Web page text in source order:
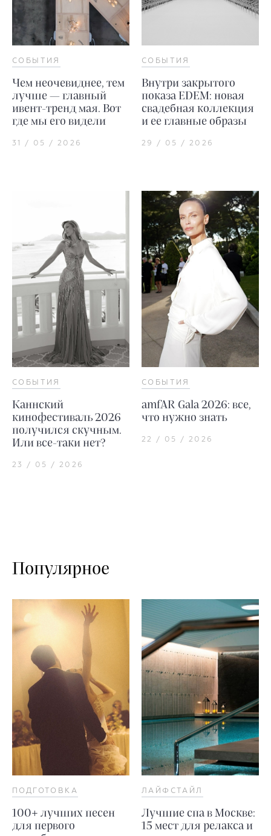
СОБЫТИЯ
Чем неочевиднее, тем
лучше — главный
ивент-тренд мая. Вот
где мы его видели
31 / 05 / 2026
СОБЫТИЯ
Внутри закрытого
показа EDEM: новая
свадебная коллекция
и ее главные образы
29 / 05 / 2026
СОБЫТИЯ
Каннский
кинофестиваль 2026
получился скучным.
Или все-таки нет?
23 / 05 / 2026
СОБЫТИЯ
amfAR Gala 2026: все,
что нужно знать
22 / 05 / 2026
Популярное
ПОДГОТОВКА
100+ лучших песен
для первого
ЛАЙФСТАЙЛ
Лучшие спа в Москве:
15 мест для релакса и